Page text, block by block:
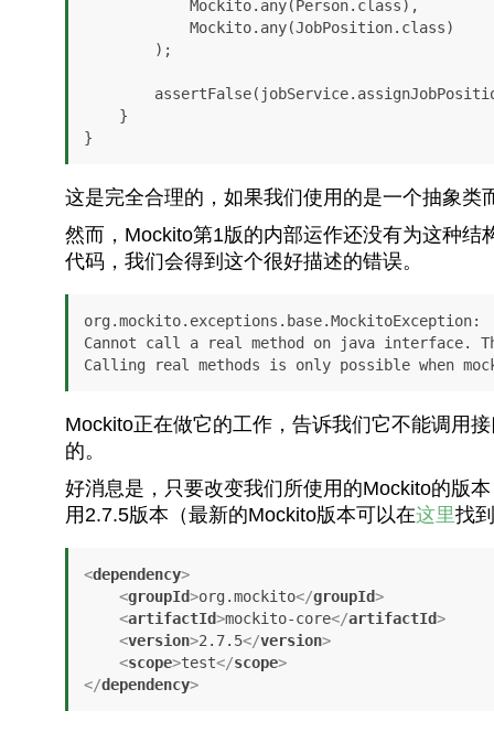
}
这是完全合理的，如果我们使用的是一个抽象
然而，Mockito第1版的内部运作还没有为这种
代码，我们会得到这个很好描述的错误。
org.mockito.exceptions.base.MockitoException:
Cannot call a real method on java interface.
Calling real methods is only possible when
Mockito正在做它的工作，告诉我们它不能调用
的。
好消息是，只要改变我们所使用的Mockito的版
用2.7.5版本（最新的Mockito版本可以在这里找
<dependency>
<groupId>org.mockito</groupId>
<artifactId>mockito-core</artifactId>
<version>2.7.5</version>
<scope>test</scope>
</dependency>